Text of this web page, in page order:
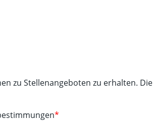
zu Stellenangeboten zu erhalten. Die
*